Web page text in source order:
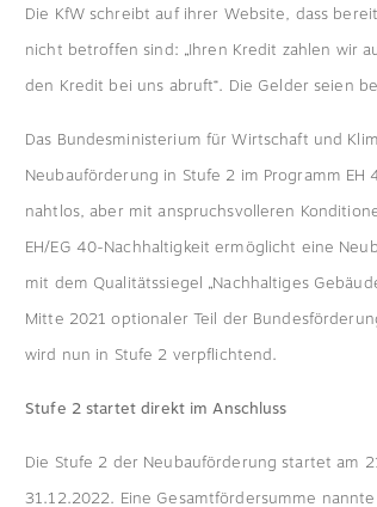
Die KfW schreibt auf ihrer Website, dass
nicht betroffen sind: „Ihren Kredit zahlen wir
den Kredit bei uns abruft“. Die Gelder seien
Das Bundesministerium für Wirtschaft und
Neubauförderung in Stufe 2 im Programm EH
nahtlos, aber mit anspruchsvolleren
EH/EG 40-Nachhaltigkeit ermöglicht eine
mit dem Qualitätssiegel „Nachhaltiges
Mitte 2021 optionaler Teil der
wird nun in Stufe 2 verpflichtend.
Stufe 2 startet direkt im Anschluss
Die Stufe 2 der Neubauförderung startet am
31.12.2022. Eine Gesamtfördersumme